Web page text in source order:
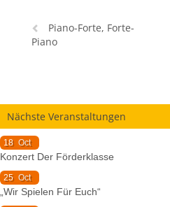
Piano-Forte, Forte-
Piano
Nächste Veranstaltungen
18 Oct
Konzert Der Förderklasse
25 Oct
„Wir Spielen Für Euch“